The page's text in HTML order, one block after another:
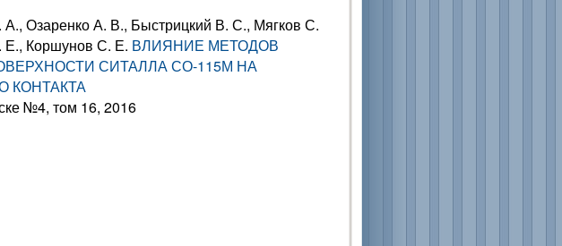
Озаренко А. В., Быстрицкий В. С., Мягков С.
Е., Коршунов С. Е. ВЛИЯНИЕ МЕТОДОВ
СИТАЛЛА СО-115М НА
КОНТАКТА
№4, том 16, 2016